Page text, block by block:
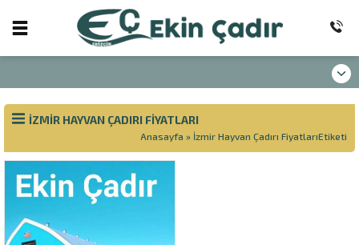
İZMIR HAYVAN ÇADIRI FIYATLARI
Anasayfa » İzmir Hayvan Çadırı FiyatlarıEtiketi